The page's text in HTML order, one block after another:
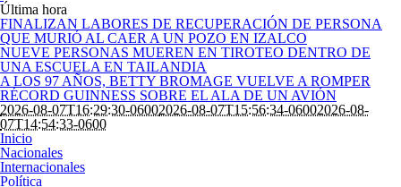
Última hora
FINALIZAN LABORES DE RECUPERACIÓN DE PERSONA
QUE MURIÓ AL CAER A UN POZO EN IZALCO
NUEVE PERSONAS MUEREN EN TIROTEO DENTRO DE
UNA ESCUELA EN TAILANDIA
A LOS 97 AÑOS, BETTY BROMAGE VUELVE A ROMPER
RÉCORD GUINNESS SOBRE EL ALA DE UN AVIÓN
2026-08-07T16:29:30-06002026-08-07T15:56:34-06002026-08-
07T14:54:33-0600
Inicio
Nacionales
Internacionales
Política